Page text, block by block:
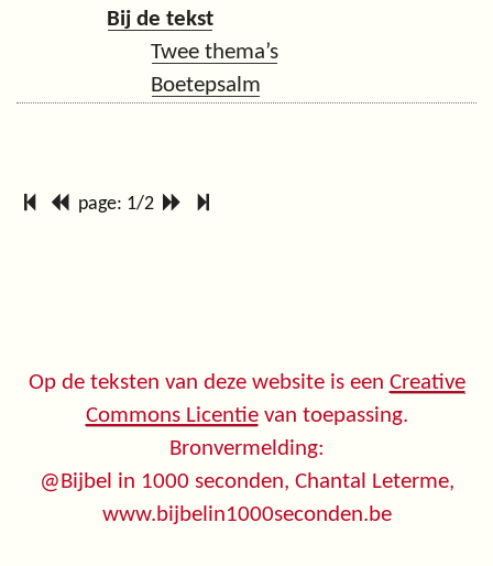
Bij de tekst
Twee thema’s
Boetepsalm
page: 1/2
Op de teksten van deze website is een Creative
Commons Licentievan toepassing.
Bronvermelding:
@Bijbel in 1000 seconden, Chantal Leterme,
www.bijbelin1000seconden.be